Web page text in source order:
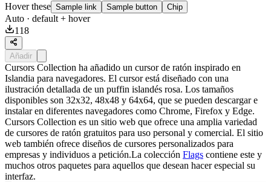
Hover these Sample link Sample button Chip
Auto · default + hover
118
Añadir
Cursors Collection ha añadido un cursor de ratón inspirado en
Islandia para navegadores. El cursor está diseñado con una
ilustración detallada de un puffin islandés rosa. Los tamaños
disponibles son 32x32, 48x48 y 64x64, que se pueden descargar e
instalar en diferentes navegadores como Chrome, Firefox y Edge.
Cursors Collection es un sitio web que ofrece una amplia variedad
de cursores de ratón gratuitos para uso personal y comercial. El sitio
web también ofrece diseños de cursores personalizados para
empresas y individuos a petición.La colección Flags contiene este y
muchos otros paquetes para aquellos que desean hacer especial su
interfaz.